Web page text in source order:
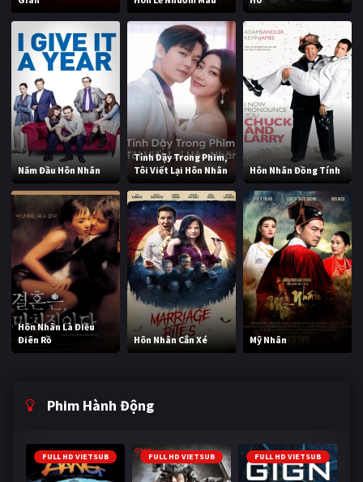
Năm Đầu Hôn Nhân
Tỉnh Dậy Trong Phim,
Tôi Viết Lại Hôn Nhân
Hôn Nhân Đồng Tính
Hôn Nhân Là Điều
Điên Rồ
Hôn Nhân Cắn Xé Mỹ Nhân
Phim Hành Động
FULL HD VIETSUB FULL HD VIETSUB FULL HD VIETSUB